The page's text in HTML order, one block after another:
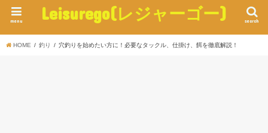
Leisurego(レジャーゴー) search
menu
HOME 釣り 穴釣りを始めたい方に！必要なタックル、仕掛け、餌を徹底解説！